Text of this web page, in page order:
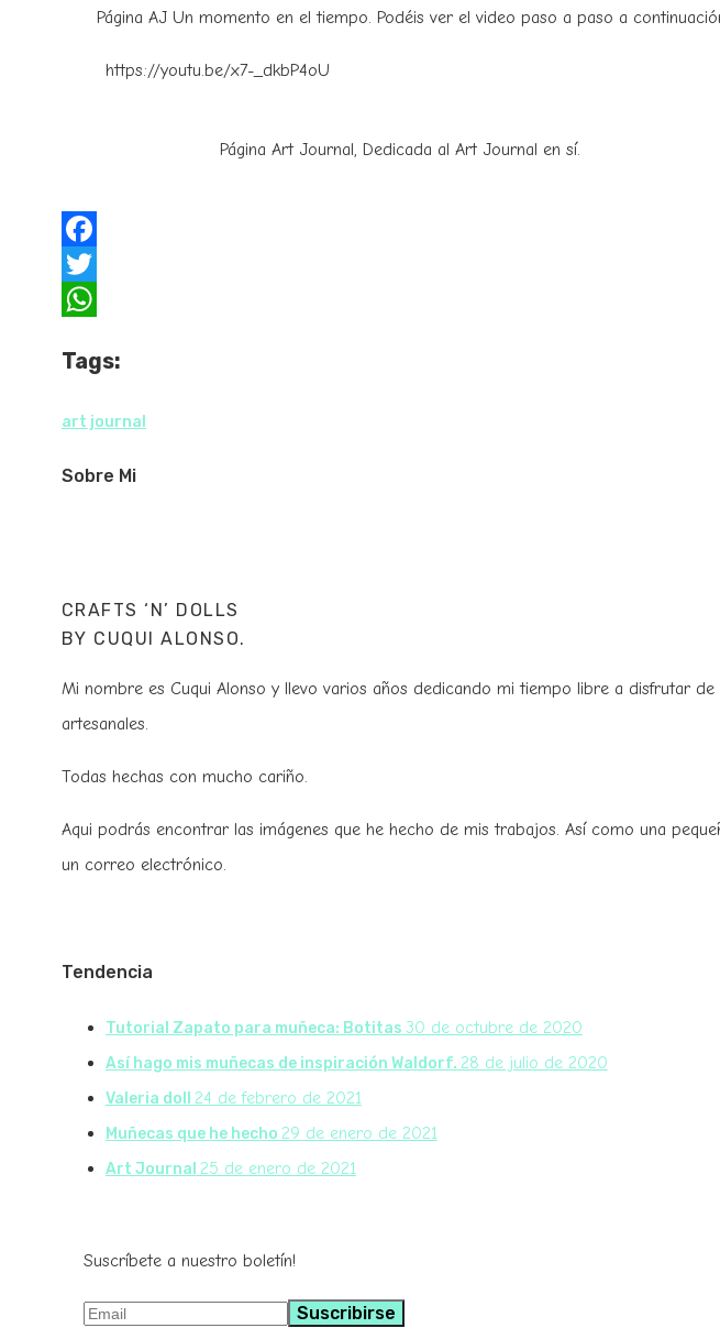
Página AJ Un momento en el tiempo. Podéis ver el video paso a paso a
https://youtu.be/x7-_dkbP4oU
Página Art Journal, Dedicada al Art Journal en sí.
Facebook
Twitter
Tags:
art journal
Sobre Mi
CRAFTS ‘N’ DOLLS
BY CUQUI ALONSO.
Mi nombre es Cuqui Alonso y llevo varios años dedicando mi tiempo libre a disfrutar
artesanales.
Todas hechas con mucho cariño.
Aqui podrás encontrar las imágenes que he hecho de mis trabajos. Así como una
un correo electrónico.
Tendencia
Tutorial Zapato para muñeca: Botitas 30 de octubre de 2020
Así hago mis muñecas de inspiración Waldorf. 28 de julio de 2020
Valeria doll 24 de febrero de 2021
Muñecas que he hecho 29 de enero de 2021
Art Journal 25 de enero de 2021
Suscríbete a nuestro boletín!